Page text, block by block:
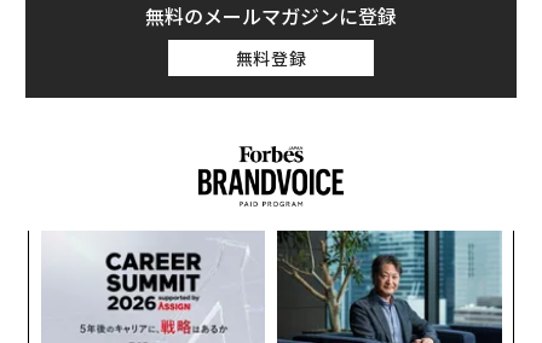
ベンチャー資金は景気循環の影響を受けやすい
アーリーステージのベンチャーキャピタルは、そもそも
流動性、想定されるエグジット時の評価額、有利な株式
公開市場に大きく左右される。不確実性がディスカウン
ト・レートを押し上げれば、上場市場のバリュエーショ
ンはそれに応じて調整され、リスク・プレミアムは上昇
する。やがてプライベート市場も追随する。エグジット
倍率が締まるにつれ、ベンチャーのリターンは達成しに
くくなる。
無料のメールマガジンに登録
無料登録